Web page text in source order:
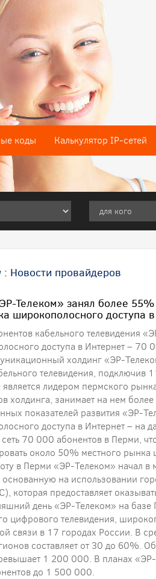
коды Калькулятор IP-сетей
: Новости провайдеров
Телеком» занял более
широкополосного доступа
кабельного телевидения
доступа в Интернет – 70
холдинг «ЭР-
телевидения, подключив
лидером пермского
холдинга, занимает на нем
показателей развития «ЭР-
доступа в Интернет – на
сеть 70 000 абонентов в Перми,
около 50% местного
в Перми «ЭР-Телеком» начал в
на использовании
которая предоставляет
день «ЭР-Телеком» на базе
цифрового телевидения,
связи в 17 городах России. В
составляет от 30 до 60%.
1 200 000. В планах
до 1 500 000.